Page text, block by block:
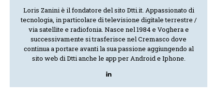
Loris Zanini è il fondatore del sito Dtti.it. Appassionato di
tecnologia, in particolare di televisione digitale terrestre /
via satellite e radiofonia. Nasce nel 1984 e Voghera e
successivamente si trasferisce nel Cremasco dove
continua a portare avanti la sua passione aggiungendo al
sito web di Dtti anche le app per Android e Iphone.